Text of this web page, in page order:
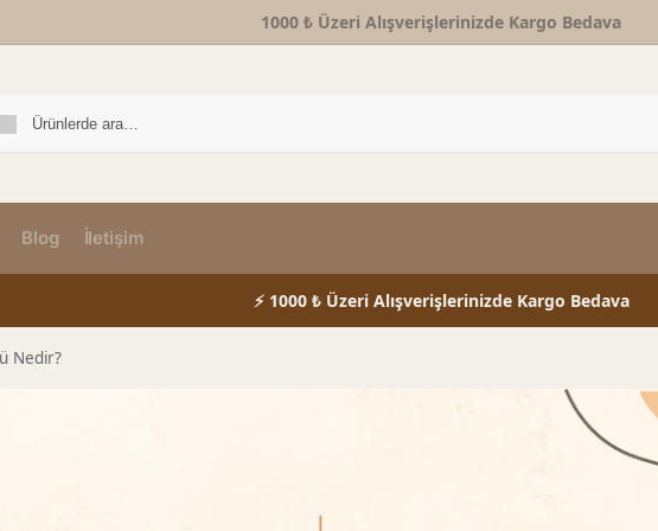
1000 ₺ Üzeri Alışverişlerinizde Kargo Bedava
Blog İletişim
⚡ 1000 ₺ Üzeri Alışverişlerinizde Kargo Bedava
Nedir?